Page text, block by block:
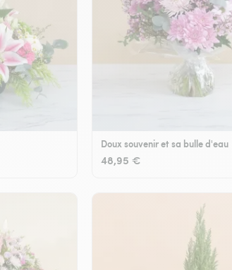
Doux souvenir et sa bulle d'eau
48,95 €